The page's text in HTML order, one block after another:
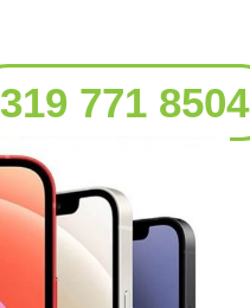
319 771 8504